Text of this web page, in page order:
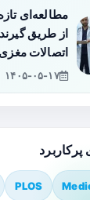
مطالعه‌ای
از طریق
اتصالات
۱۴۰۵-۰۵-۱۷
PLOS